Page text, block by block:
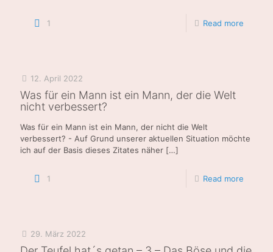
1 Read more
12. April 2022
Was für ein Mann ist ein Mann, der die Welt
nicht verbessert?
Was für ein Mann ist ein Mann, der nicht die Welt
verbessert? - Auf Grund unserer aktuellen Situation möchte
ich auf der Basis dieses Zitates näher […]
1 Read more
29. März 2022